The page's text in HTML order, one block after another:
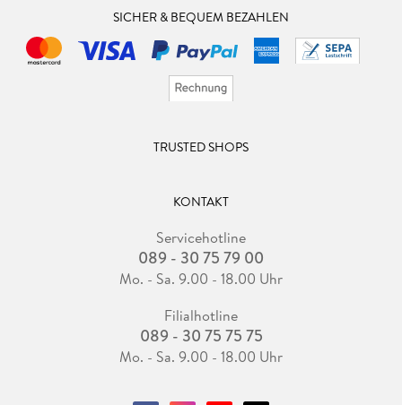
SICHER & BEQUEM BEZAHLEN
TRUSTED SHOPS
KONTAKT
Servicehotline
089 - 30 75 79 00
Mo. - Sa. 9.00 - 18.00 Uhr
Filialhotline
089 - 30 75 75 75
Mo. - Sa. 9.00 - 18.00 Uhr